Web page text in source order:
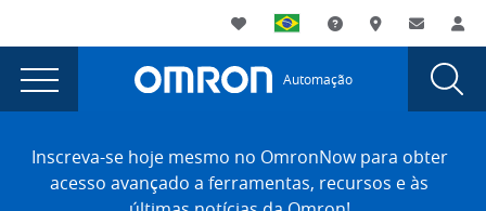
currently
viewing
the
Utility
Navigation
My List SuporteOnde comprar
Contato
Main
Navigation
Automação
Protetor
de
FooterInscreva-se hoje mesmo no OmronNow para obter
acesso avançado a ferramentas, recursos e às